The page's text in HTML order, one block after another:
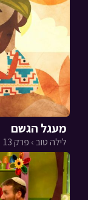
מעגל הגשם
לילה טוב › פרק 13